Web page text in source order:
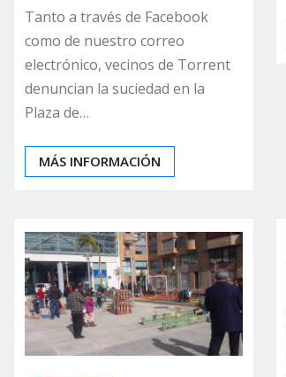
Tanto a través de Facebook
como de nuestro correo
electrónico, vecinos de Torrent
denuncian la suciedad en la
Plaza de…
MÁS INFORMACIÓN